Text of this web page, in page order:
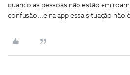
quando as pessoas não estão em
confusão...e na app essa situação não